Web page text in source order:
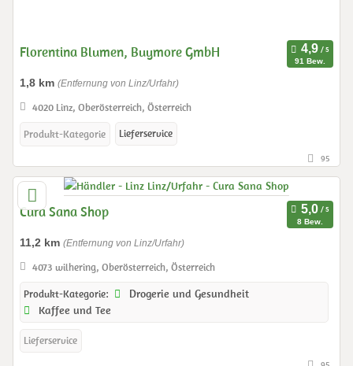
Florentina Blumen, Buymore GmbH
91 Bew.
1,8 km (Entfernung von Linz/Urfahr)
4020 Linz, Oberösterreich, Österreich
Produkt-Kategorie
Lieferservice
95
Cura Sana Shop
8 Bew.
11,2 km (Entfernung von Linz/Urfahr)
4073 wilhering, Oberösterreich, Österreich
Produkt-Kategorie:
Drogerie und Gesundheit
Kaffee und Tee
Lieferservice